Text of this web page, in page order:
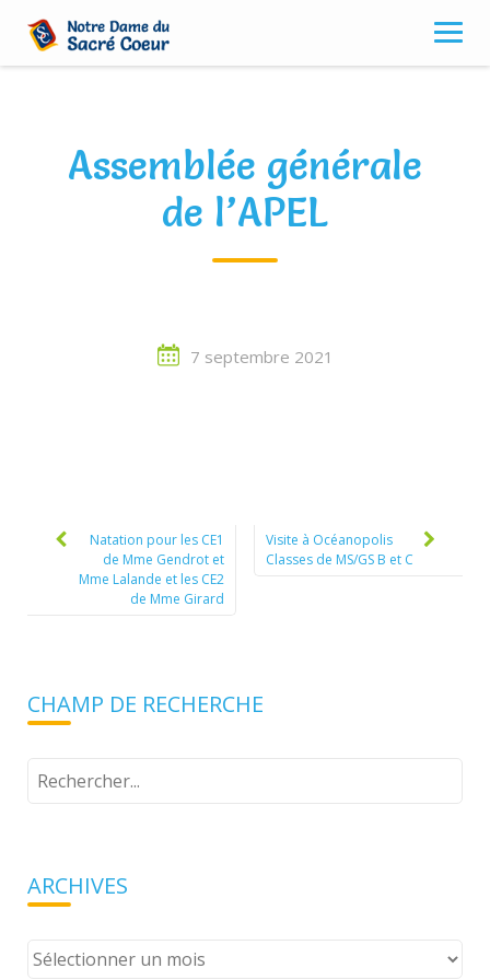
content
Assemblée générale
de l’APEL
7 septembre 2021
navigationNatation pour les CE1
de Mme Gendrot et
Mme Lalande et les CE2
de Mme Girard
Visite à Océanopolis
Classes de MS/GS B et C
CHAMP DE RECHERCHE
Tapez
ARCHIVES
Archives